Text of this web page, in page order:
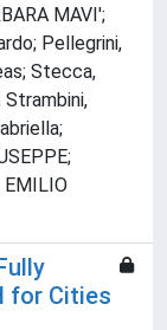
MAVI';
Pellegrini,
Stecca,
Strambini,
EMILIO
for Cities